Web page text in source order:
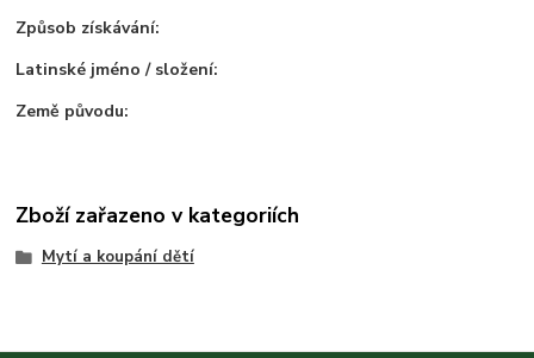
Způsob získávání:
Latinské jméno / složení:
Země původu:
Zboží zařazeno v kategoriích
Mytí a koupání dětí